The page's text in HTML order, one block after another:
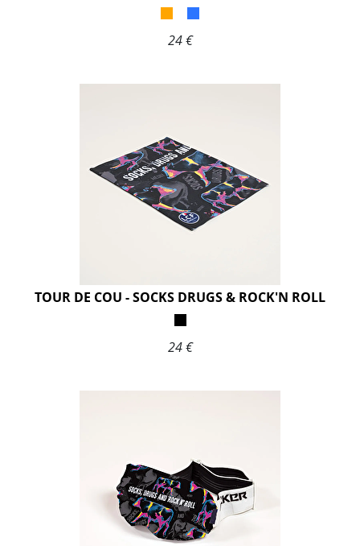
24 €
TOUR DE COU - SOCKS DRUGS & ROCK'N ROLL
24 €